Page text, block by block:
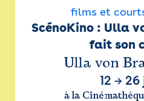
films et
ScénoKino : Ulla
fait son
Ulla von
12 → 26
à la